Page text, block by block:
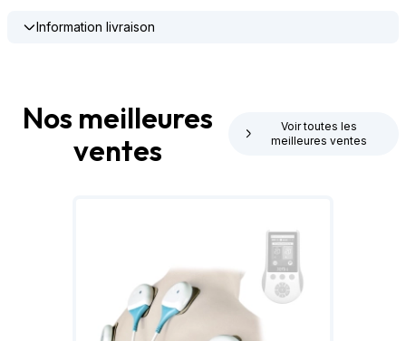
Information livraison
Nos meilleures
ventes
Voir toutes les
meilleures ventes